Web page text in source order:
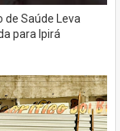
Saúde Leva
para Ipirá